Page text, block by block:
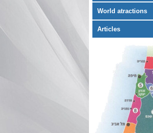
World atractions
Articles